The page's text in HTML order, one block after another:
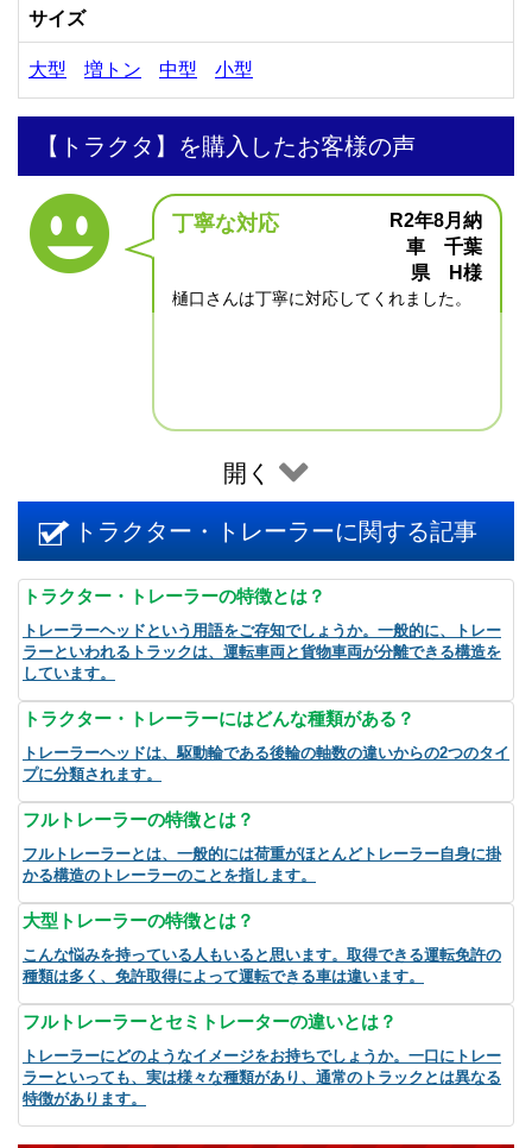
サイズ
大型 増トン 中型 小型
【トラクタ】を購入したお客様の声
丁寧な対応
R2年8月納
車 千葉
県 H様
樋口さんは丁寧に対応してくれました。
開く
トラクター・トレーラーに関する記事
トラクター・トレーラーの特徴とは？
トレーラーヘッドという用語をご存知でしょうか。一般的に、トレー
ラーといわれるトラックは、運転車両と貨物車両が分離できる構造を
しています。
トラクター・トレーラーにはどんな種類がある？
トレーラーヘッドは、駆動輪である後輪の軸数の違いからの2つのタイ
プに分類されます。
フルトレーラーの特徴とは？
フルトレーラーとは、一般的には荷重がほとんどトレーラー自身に掛
かる構造のトレーラーのことを指します。
大型トレーラーの特徴とは？
こんな悩みを持っている人もいると思います。取得できる運転免許の
種類は多く、免許取得によって運転できる車は違います。
フルトレーラーとセミトレーターの違いとは？
トレーラーにどのようなイメージをお持ちでしょうか。一口にトレー
ラーといっても、実は様々な種類があり、通常のトラックとは異なる
特徴があります。